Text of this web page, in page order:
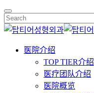
Skip
to
main
Close
Search
医院介绍
TOP TIER介绍
医疗团队介绍
医院概览